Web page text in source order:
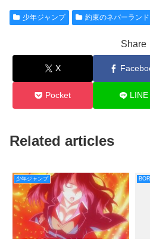
少年ジャンプ 約束のネバーランド
Share
X
Pocket LINE
Related articles
少年ジャンプ